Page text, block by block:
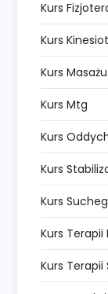
Kurs
Kurs
Kurs
Kurs Mtg
Kurs
Kurs
Kurs
Kurs
Kurs Terapii